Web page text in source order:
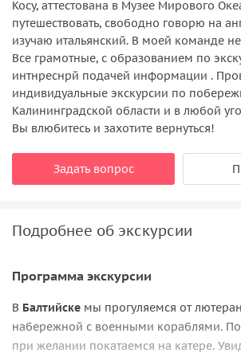
Косу, аттестована в Музее Мирового
путешествовать, свободно говорю на
изучаю итальянский. В моей команде
Все грамотные, с образованием по
интнреснрй подачей информации .
индивидуальные экскурсии по
Калининградской области и в любой
Вы влюбитесь и захотите вернуться!
Задать вопрос
Подробнее об экскурсии
Программа экскурсии
В Балтийске мы прогуляемся от
набережной с военными кораблями.
при желании покатаемся на катере.